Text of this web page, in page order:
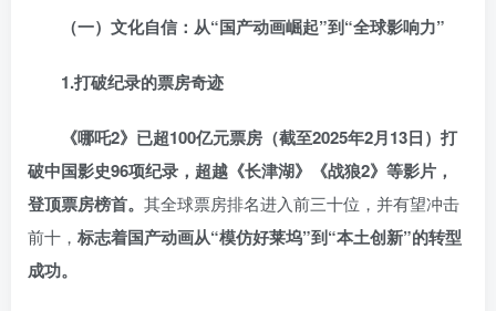
（一）文化自信：从“国产动画崛起”到“全球影响力”
1.打破纪录的票房奇迹
《哪吒2》已超100亿元票房（截至2025年2月13日）打
破中国影史96项纪录，超越《长津湖》《战狼2》等影片，
登顶票房榜首。 其全球票房排名进入前三十位，并有望冲击
前十， 标志着国产动画从“模仿好莱坞”到“本土创新”的转型
成功。